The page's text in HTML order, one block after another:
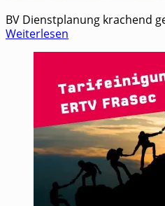
BV Dienst­pla­nung kra­chend
Weiterlesen